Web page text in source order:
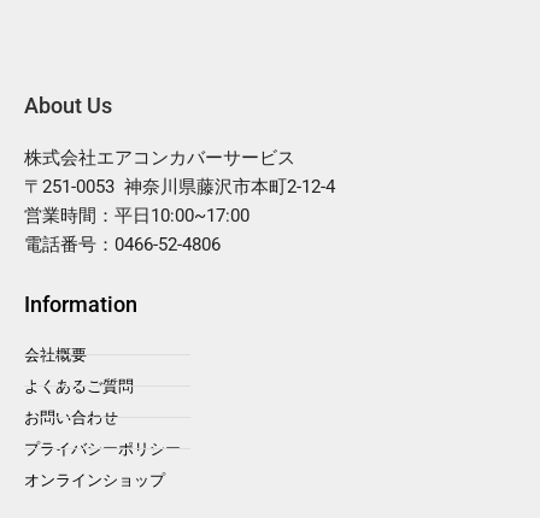
About Us
株式会社エアコンカバーサービス
〒251-0053 神奈川県藤沢市本町2-12-4
営業時間：平日10:00~17:00
電話番号：0466-52-4806
Information
会社概要
よくあるご質問
お問い合わせ
プライバシーポリシー
オンラインショップ